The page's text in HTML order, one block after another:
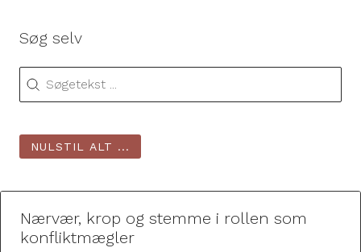
Søg selv
Søg selv
NULSTIL ALT ...
Nærvær, krop og stemme i rollen som
konfliktmægler